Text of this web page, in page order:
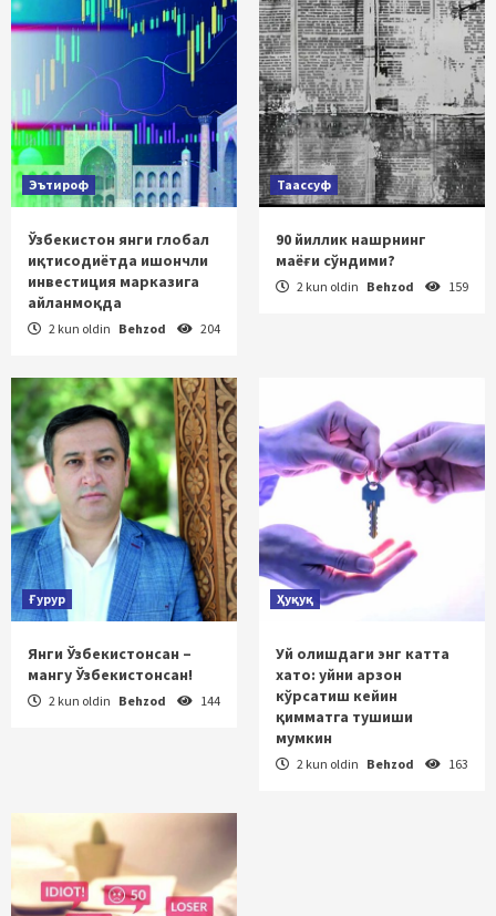
Эътироф
Ўзбекистон янги глобал
иқтисодиётда ишончли
инвестиция марказига
айланмоқда
2 kun oldin Behzod 204
Таассуф
90 йиллик нашрнинг
маёғи сўндими?
2 kun oldin Behzod 159
Ғурур
Янги Ўзбекистонсан –
мангу Ўзбекистонсан!
2 kun oldin Behzod 144
Ҳуқуқ
Уй олишдаги энг катта
хато: уйни арзон
кўрсатиш кейин
қимматга тушиши
мумкин
2 kun oldin Behzod 163